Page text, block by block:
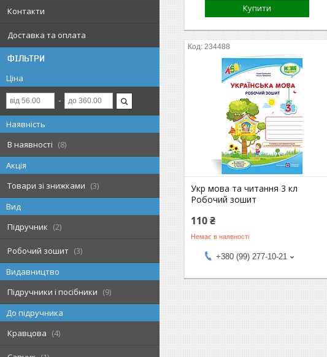
Контакти
Доставка та оплата
ФІЛЬТРИ
Ціна
Наявність
В наявності
8
Акція
Товари зі знижками
3
Вид
Підручник
2
Робочий зошит
3
Видавництво
Підручники і посібники
9
До підручника
Кравцова
4
Купити
234488
Укр мова та читання 3 кл
Робочий зошит
110 ₴
Немає в наявності
+380 (99) 277-10-21